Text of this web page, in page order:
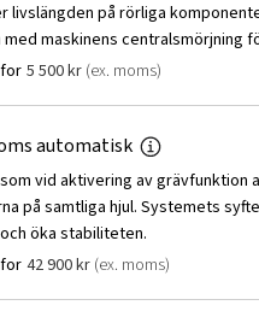
livslängden på rörliga
med maskinens centralsmörjning
5 500kr (ex. moms)
automatisk
vid aktivering av grävfunktion
på samtliga hjul. Systemets
öka stabiliteten.
42 900kr (ex. moms)